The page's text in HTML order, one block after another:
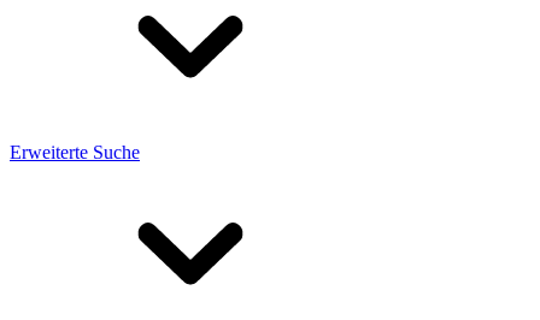
Erweiterte Suche